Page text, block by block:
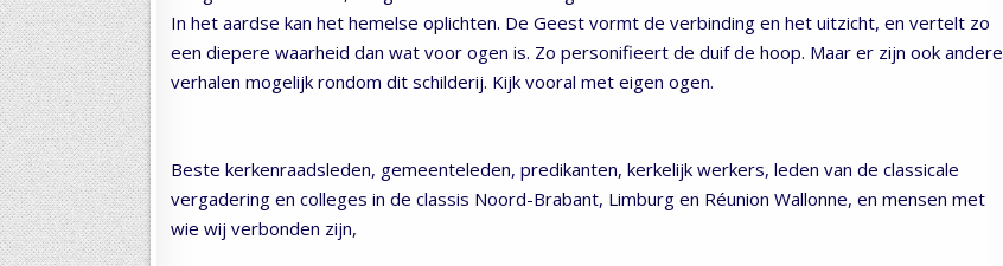
In het aardse kan het hemelse oplichten. De Geest vormt de verbinding en het uitzicht, en vertelt zo
een diepere waarheid dan wat voor ogen is. Zo personifieert de duif de hoop. Maar er zijn ook andere
verhalen mogelijk rondom dit schilderij. Kijk vooral met eigen ogen.
Beste kerkenraadsleden, gemeenteleden, predikanten, kerkelijk werkers, leden van de classicale
vergadering en colleges in de classis Noord-Brabant, Limburg en Réunion Wallonne, en mensen met
wie wij verbonden zijn,